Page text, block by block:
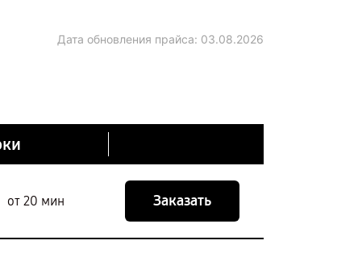
Дата обновления прайса: 03.08.2026
от 20 мин Заказать